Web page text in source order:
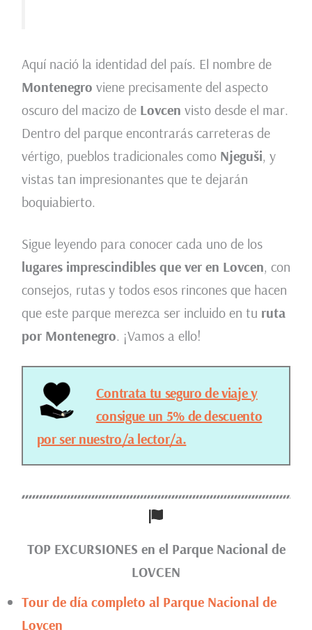
Aquí nació la identidad del país. El nombre de
Montenegro viene precisamente del aspecto
oscuro del macizo de Lovcen visto desde el mar.
Dentro del parque encontrarás carreteras de
vértigo, pueblos tradicionales como Njeguši, y
vistas tan impresionantes que te dejarán
boquiabierto.
Sigue leyendo para conocer cada uno de los
lugares imprescindibles que ver en Lovcen, con
consejos, rutas y todos esos rincones que hacen
que este parque merezca ser incluido en tu ruta
por Montenegro. ¡Vamos a ello!
Contrata tu seguro de viaje y
consigue un 5% de descuento
por ser nuestro/a lector/a.
TOP EXCURSIONES en el Parque Nacional de
LOVCEN
Tour de día completo al Parque Nacional de
Lovcen